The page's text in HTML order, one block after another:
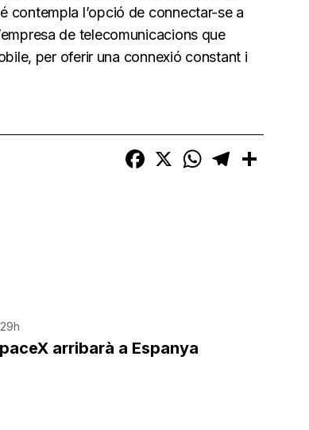
contempla l’opció de connectar-se a
de telecomunicacions que
per oferir una connexió constant i
Facebook
X WhatsAppTelegram
arribarà a Espanya